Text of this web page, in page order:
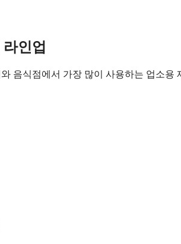
인업
음식점에서 가장 많이 사용하는 업소용